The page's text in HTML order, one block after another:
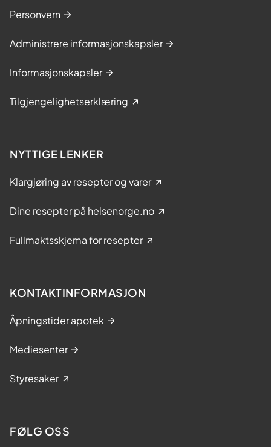
Personvern
Administrere informasjonskapsler
Informasjonskapsler
Tilgjengelighetserklæring
NYTTIGE LENKER
Klargjøring av resepter og varer
Dine resepter på helsenorge.no
Fullmaktsskjema for resepter
KONTAKTINFORMASJON
Åpningstider apotek
Mediesenter
Styresaker
FØLG OSS